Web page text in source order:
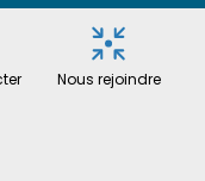
Nous rejoindre